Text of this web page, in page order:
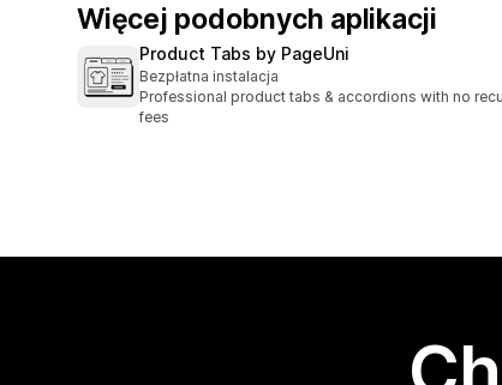
Więcej podobnych aplikacji
Product Tabs by PageUni
Bezpłatna instalacja
Professional product tabs & accordions with no
fees